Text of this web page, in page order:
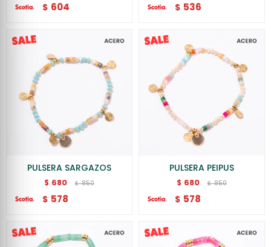
$ 604 $ 536
PULSERA SARGAZOS
$ 680 $ 850
$ 578
PULSERA PEIPUS
$ 680 $ 850
$ 578